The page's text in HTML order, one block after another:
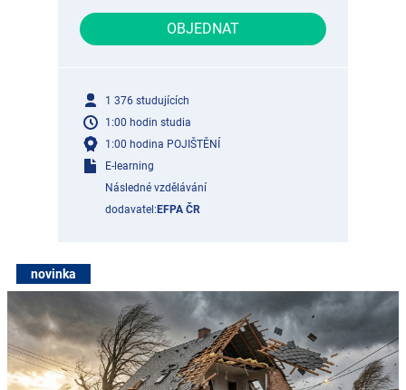
novinka
OBJEDNAT
1 376 studujících
1:00 hodin studia
1:00 hodina POJIŠTĚNÍ
E-learning
Následné vzdělávání
dodavatel: EFPA ČR